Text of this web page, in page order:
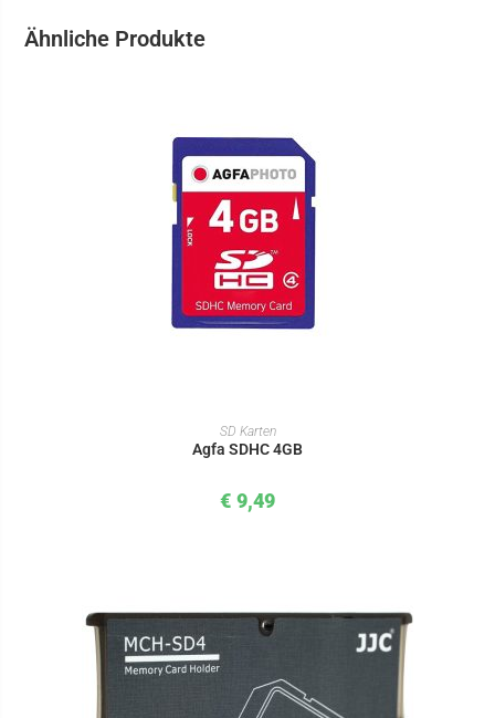
Ähnliche Produkte
IN DEN WARENKORB
SD Karten
Agfa SDHC 4GB
€ 9,49